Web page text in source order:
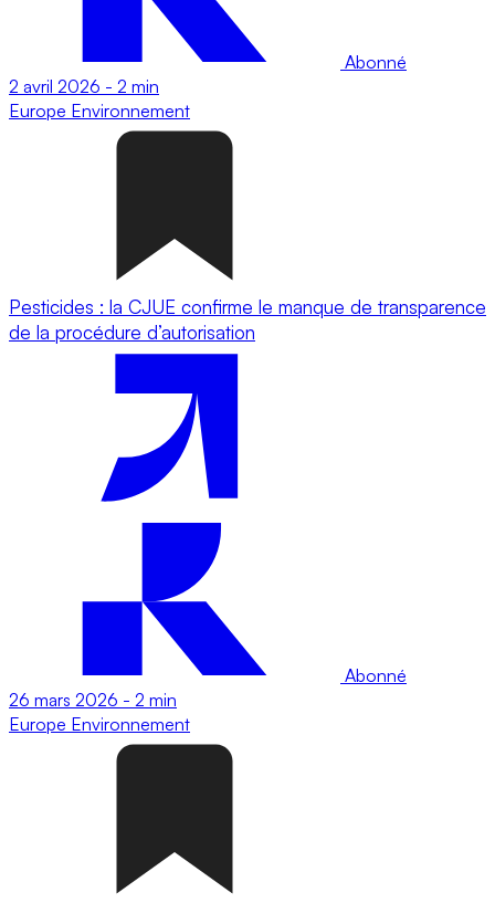
Abonné
2 avril 2026 - 2 min
Europe Environnement
Pesticides : la CJUE confirme le manque de transparence
de la procédure d’autorisation
Abonné
26 mars 2026 - 2 min
Europe Environnement